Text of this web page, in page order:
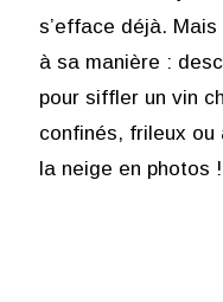
s’efface déjà.
à sa manière :
pour siffler un vin
confinés, frileux
la neige en photos !